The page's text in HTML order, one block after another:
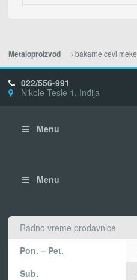
Metaloproizvod bakarne cevi meke
022/556-991
Nikole Tesle 1, Inđija
Menu
Menu
Radno vreme prodavnice
Pon. – Pet.
Sub.